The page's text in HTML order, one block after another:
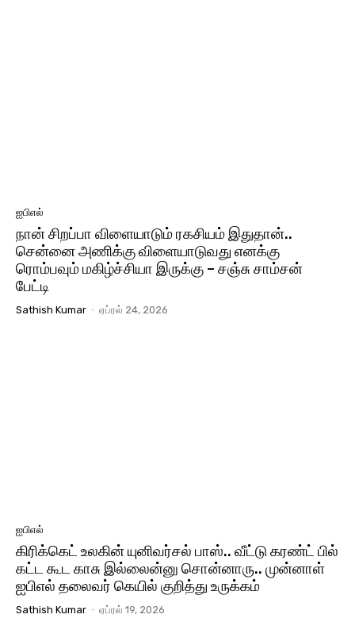
ஐபிஎல்
நான் சிறப்பா விளையாடும் ரகசியம் இதுதான்..
சென்னை அணிக்கு விளையாடுவது எனக்கு
ரொம்பவும் மகிழ்ச்சியா இருக்கு – சஞ்சு சாம்சன்
பேட்டி
Sathish Kumar - ஏப்ரல் 24, 2026
ஐபிஎல்
கிரிக்கெட் உலகின் யுனிவர்சல் பாஸ்.. வீட்டு கரண்ட் பில்
கட்ட கூட காசு இல்லைன்னு சொன்னாரு.. முன்னாள்
ஐபிஎல் தலைவர் கெயில் குறித்து உருக்கம்
Sathish Kumar - ஏப்ரல் 19, 2026